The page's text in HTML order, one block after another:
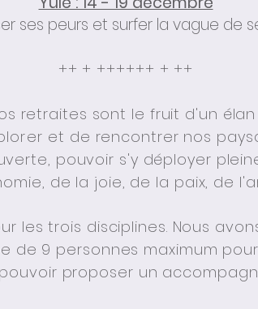
ses peurs et surfer la vague de
++ + ++++++ + ++
retraites sont le fruit d'un élan
et de rencontrer nos
pouvoir s'y déployer
de la joie, de la paix, de
les trois disciplines. Nous
de 9 personnes maximum
proposer un